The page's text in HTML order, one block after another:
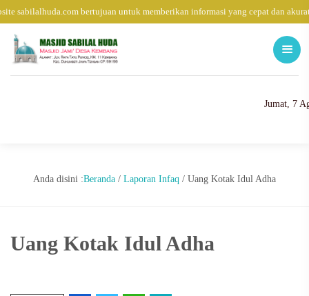
sabilalhuda.com bertujuan untuk memberikan informasi yang cepat dan
Jumat, 7
Anda disini :Beranda / Laporan Infaq / Uang Kotak Idul Adha
Uang Kotak Idul Adha